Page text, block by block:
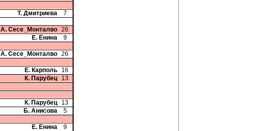
Т. Дмитриева
7
А. Сесе_Монталво 26
Е. Енина
9
А. Сесе_Монталво 26
Е. Карполь
16
К. Парубец
13
К. Парубец
13
Б. Анисова
5
Е. Енина
9